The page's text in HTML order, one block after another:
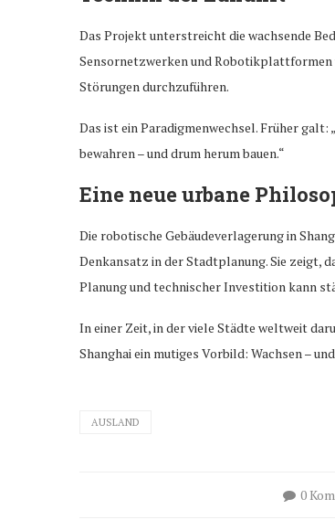
Das Projekt unterstreicht die wachsende
Sensornetzwerken und
Störungen durchzuführen.
Das ist ein Paradigmenwechsel. Früher
bewahren – und drum herum bauen.“
Eine neue urbane
Die robotische Gebäudeverlagerung in
Denkansatz in der Stadtplanung. Sie zeigt,
Planung und technischer Investition kann
In einer Zeit, in der viele Städte weltweit
Shanghai ein mutiges Vorbild: Wachsen –
AUSLAND
0